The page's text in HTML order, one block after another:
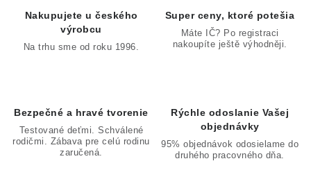
Nakupujete u českého
výrobcu
Na trhu sme od roku 1996.
Super ceny, ktoré potešia
Máte IČ? Po registraci
nakoupíte ještě výhodněji.
Bezpečné a hravé tvorenie
Testované deťmi. Schválené
rodičmi. Zábava pre celú rodinu
zaručená.
Rýchle odoslanie Vašej
objednávky
95% objednávok odosielame do
druhého pracovného dňa.